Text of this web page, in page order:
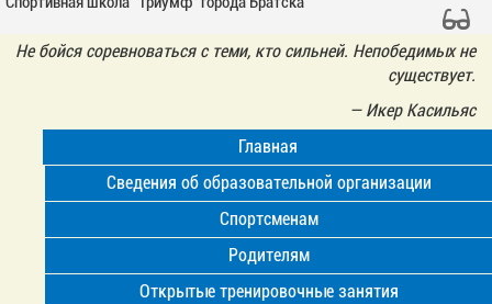
Не бойся соревноваться с теми, кто сильней. Непобедимых не
существует.
— Икер Касильяс
Главная
Сведения об образовательной организации
Спортсменам
Родителям
Открытые тренировочные занятия